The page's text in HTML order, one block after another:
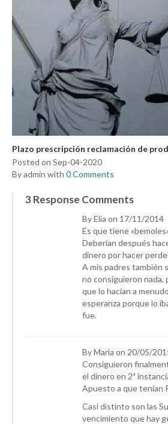
Plazo prescripción reclamación de
Posted on Sep-04-2020
By admin with 0 Comments
3 Response Comments
By Elia on 17/11/2014
Es que tiene
Deberían después
dinero por hacer
A mis padres también
no consiguieron nada,
que lo hacían a
esperanza porque lo
fue.
By María on 20/05/
Consiguieron
el dinero en 2ª
Apuesto a que tenían
Casi distinto son las
vencimiento que hay